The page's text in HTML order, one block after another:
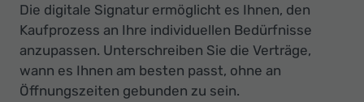
Die digitale Signatur ermöglicht es Ihnen, den
Kaufprozess an Ihre individuellen Bedürfnisse
anzupassen. Unterschreiben Sie die Verträge,
wann es Ihnen am besten passt, ohne an
Öffnungszeiten gebunden zu sein.